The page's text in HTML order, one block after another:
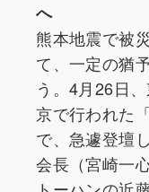
へ
熊本地震で被
て、一定の猶
う。4月26日
京で行われた
で、急遽登壇
会長（宮崎一